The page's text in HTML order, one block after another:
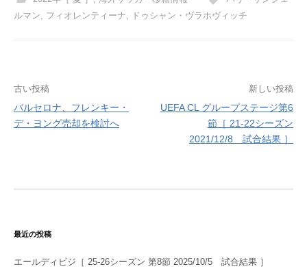
ルマン
フィオレンティーナ ドゥシャン・ヴラホヴィッチ
投
稿
シ
ョ
古い投稿
バルセロナ、フレンキー・
デ・ヨング売却を検討へ
新しい投稿
UEFA CL グループステージ第6
節［ 21-22シーズン
2021/12/8 試合結果 ］
最近の投稿
エールディビジ［ 25-26シーズン 第8節 2025/10/5 試合結果 ］